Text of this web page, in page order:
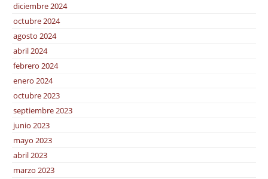
diciembre 2024
octubre 2024
agosto 2024
abril 2024
febrero 2024
enero 2024
octubre 2023
septiembre 2023
junio 2023
mayo 2023
abril 2023
marzo 2023